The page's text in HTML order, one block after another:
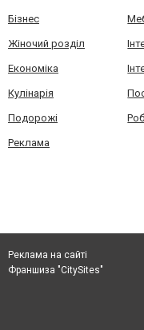
Бізнес
Жіночий розділ
Економіка
Кулінарія
Подорожі
Реклама
Реклама на сайті
Франшиза "CitySites"